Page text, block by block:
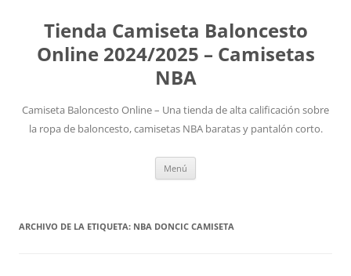
Tienda Camiseta Baloncesto
Online 2024/2025 – Camisetas
NBA
Camiseta Baloncesto Online – Una tienda de alta calificación sobre
la ropa de baloncesto, camisetas NBA baratas y pantalón corto.
Menú
ARCHIVO DE LA ETIQUETA: NBA DONCIC CAMISETA